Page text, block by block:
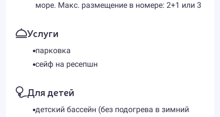
море. Макс. размещение в номере: 2+1 или 3
Услуги
парковка
сейф на ресепшн
Для детей
детский бассейн (без подогрева в зимний